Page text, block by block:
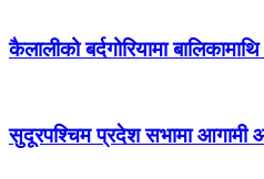
कैलालीको बर्दगोरियामा
सुदूरपश्चिम प्रदेश सभामा आगामी